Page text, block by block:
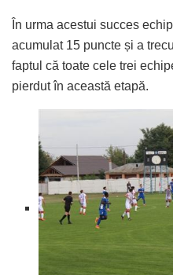
În urma acestui succes
acumulat 15 puncte și a
faptul că toate cele trei
pierdut în această etapă.